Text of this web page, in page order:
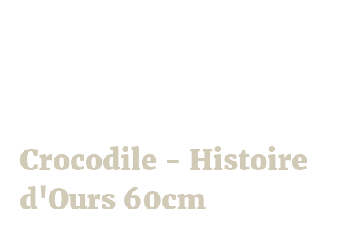
Crocodile - Histoire
d'Ours 60cm